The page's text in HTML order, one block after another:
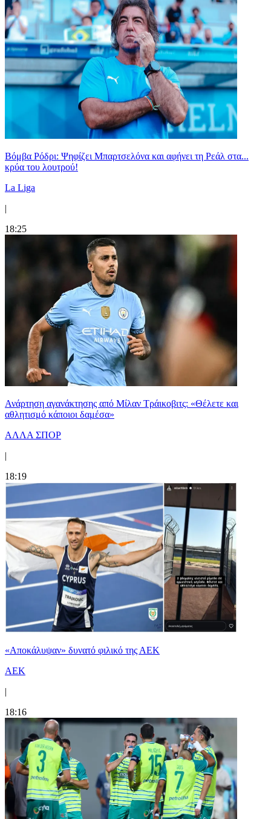
Βόμβα Ρόδρι: Ψηφίζει Μπαρτσελόνα και αφήνει τη Ρεάλ στα...
κρύα του λουτρού!
La Liga
|
18:25
Ανάρτηση αγανάκτησης από Μίλαν Τράικοβιτς: «Θέλετε και
αθλητισμό κάποιοι δαμέσα»
ΑΛΛΑ ΣΠΟΡ
|
18:19
«Αποκάλυψαν» δυνατό φιλικό της ΑΕΚ
ΑΕΚ
|
18:16